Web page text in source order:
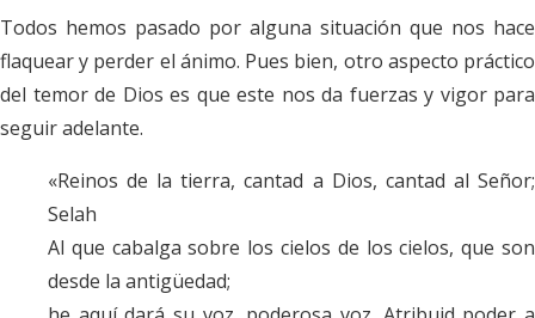
Todos hemos pasado por alguna situación que nos hace
flaquear y perder el ánimo. Pues bien, otro aspecto práctico
del temor de Dios es que este nos da fuerzas y vigor para
seguir adelante.
«Reinos de la tierra, cantad a Dios, cantad al Señor;
Selah
Al que cabalga sobre los cielos de los cielos, que son
desde la antigüedad;